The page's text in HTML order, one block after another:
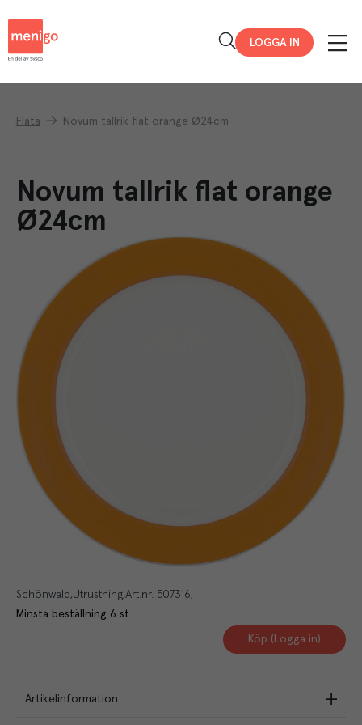
LOGGA IN
Flata Novum tallrik flat orange Ø24cm
Novum tallrik flat orange
Ø24cm
Schönwald Utrustning Art.nr. 507316
Minsta beställning 6 st
Köp (Logga in)
Artikelinformation